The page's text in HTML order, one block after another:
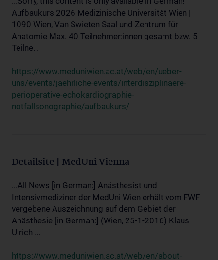
Aufbaukurs 2026 Medizinische Universität Wien |
1090 Wien, Van Swieten Saal und Zentrum für
Anatomie Max. 40 Teilnehmer:innen gesamt bzw. 5
Teilne...
https://www.meduniwien.ac.at/web/en/ueber-
uns/events/jaehrliche-events/interdisziplinaere-
perioperative-echokardiographie-
notfallsonographie/aufbaukurs/
Detailsite | MedUni Vienna
...All News [in German:] Anästhesist und
Intensivmediziner der MedUni Wien erhält vom FWF
vergebene Auszeichnung auf dem Gebiet der
Anästhesie [in German:] (Wien, 25-1-2016) Klaus
Ulrich ...
https://www.meduniwien.ac.at/web/en/about-